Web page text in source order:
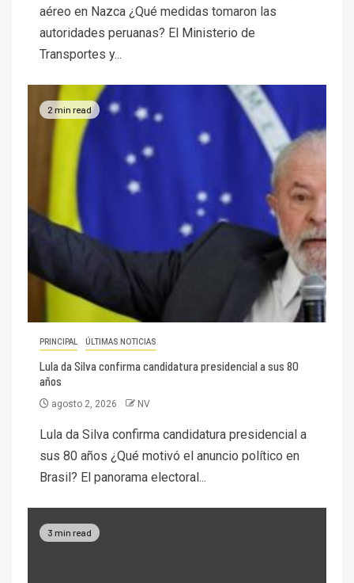
aéreo en Nazca ¿Qué medidas tomaron las
autoridades peruanas? El Ministerio de
Transportes y...
2 min read
PRINCIPAL ÚLTIMAS NOTICIAS
Lula da Silva confirma candidatura presidencial a sus 80
años
agosto 2, 2026 NV
Lula da Silva confirma candidatura presidencial a
sus 80 años ¿Qué motivó el anuncio político en
Brasil? El panorama electoral...
3 min read